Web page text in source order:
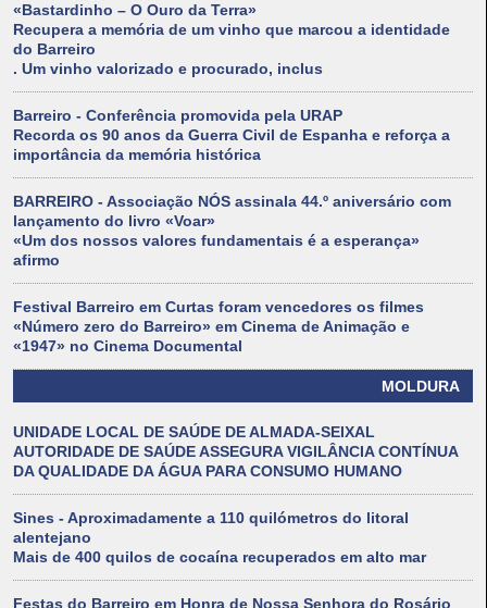
«Bastardinho – O Ouro da Terra»
Recupera a memória de um vinho que marcou a identidade
do Barreiro
. Um vinho valorizado e procurado, inclus
Barreiro - Conferência promovida pela URAP
Recorda os 90 anos da Guerra Civil de Espanha e reforça a
importância da memória histórica
BARREIRO - Associação NÓS assinala 44.º aniversário com
lançamento do livro «Voar»
«Um dos nossos valores fundamentais é a esperança»
afirmo
Festival Barreiro em Curtas foram vencedores os filmes
«Número zero do Barreiro» em Cinema de Animação e
«1947» no Cinema Documental
MOLDURA
UNIDADE LOCAL DE SAÚDE DE ALMADA-SEIXAL
AUTORIDADE DE SAÚDE ASSEGURA VIGILÂNCIA CONTÍNUA
DA QUALIDADE DA ÁGUA PARA CONSUMO HUMANO
Sines - Aproximadamente a 110 quilómetros do litoral
alentejano
Mais de 400 quilos de cocaína recuperados em alto mar
Festas do Barreiro em Honra de Nossa Senhora do Rosário